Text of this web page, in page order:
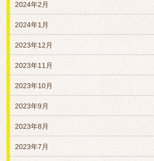
2024年2月
2024年1月
2023年12月
2023年11月
2023年10月
2023年9月
2023年8月
2023年7月